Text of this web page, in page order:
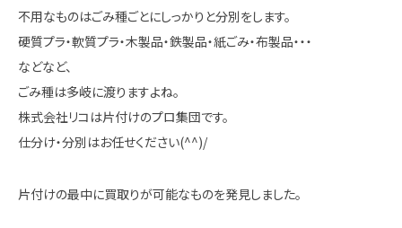
不用なものはごみ種ごとにしっかりと分別をします。
硬質プラ・軟質プラ・木製品・鉄製品・紙ごみ・布製品・・・
などなど、
ごみ種は多岐に渡りますよね。
株式会社リコは片付けのプロ集団です。
仕分け・分別はお任せください(^^)/
片付けの最中に買取りが可能なものを発見しました。